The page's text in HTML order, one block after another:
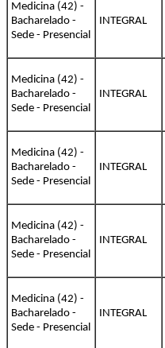
Medicina (42) -
Bacharelado -
Sede - Presencial
INTEGRAL
Medicina (42) -
Bacharelado -
Sede - Presencial
INTEGRAL
Medicina (42) -
Bacharelado -
Sede - Presencial
INTEGRAL
Medicina (42) -
Bacharelado -
Sede - Presencial
INTEGRAL
Medicina (42) -
Bacharelado -
Sede - Presencial
INTEGRAL